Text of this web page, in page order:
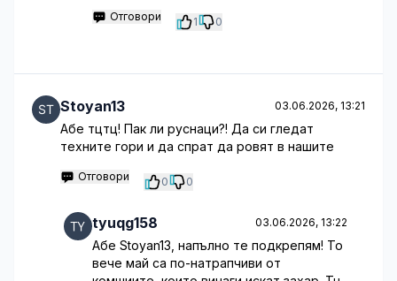
Отговори 1 0
Stoyan13 03.06.2026, 13:21
Абе тцтц! Пак ли руснаци?! Да си гледат
техните гори и да спрат да ровят в нашите
Отговори 0 0
tyuqg158 03.06.2026, 13:22
Абе Stoyan13, напълно те подкрепям! То
вече май са по-натрапчиви от